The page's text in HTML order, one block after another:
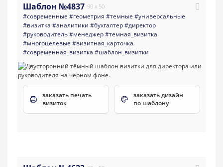
Шаблон №4837 90 x 50
#современные #геометрия #темные #универсальные
#визитка #аналитики #бухгалтер#директор
#руководитель#менеджер#темная_визитка
#многоцелевые #визитная_карточка
#современная_визитка #шаблон_визитки
заказать печать
визиток
заказать дизайн
по шаблону